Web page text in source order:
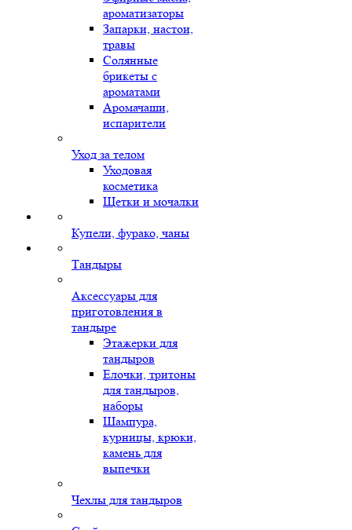
ароматизаторы
Запарки, настои,
травы
Солянные
брикеты с
ароматами
Аромачаши,
испарители
Уход за телом
Уходовая
косметика
Щетки и мочалки
Купели, фурако, чаны
Тандыры
Аксессуары для
приготовления в
тандыре
Этажерки для
тандыров
Елочки, тритоны
для тандыров,
наборы
Шампура,
курницы, крюки,
камень для
выпечки
Чехлы для тандыров